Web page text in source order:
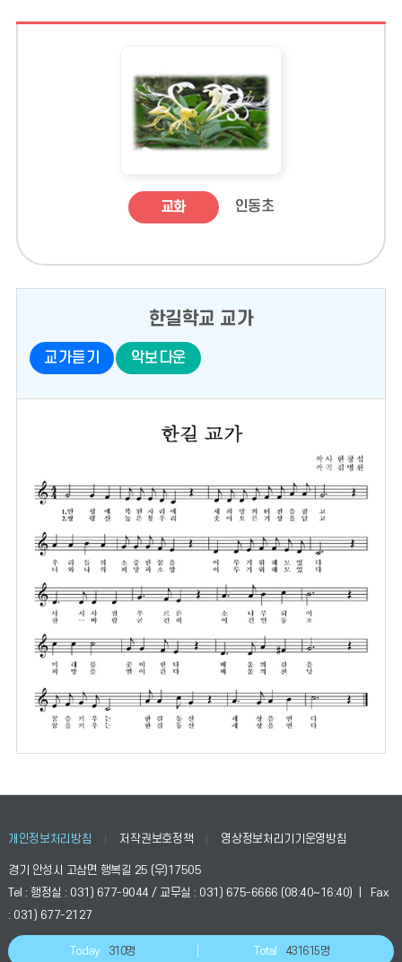
교화 인동초
한길학교 교가
교가듣기 악보다운
개인정보처리방침 저작권보호정책 영상정보처리기기운영방침
경기 안성시 고삼면 행복길 25 (우)17505
Tel : 행정실 : 031) 677-9044 / 교무실 : 031) 675-6666 (08:40~16:40) | Fax
: 031) 677-2127
Today 310명 Total 431615명